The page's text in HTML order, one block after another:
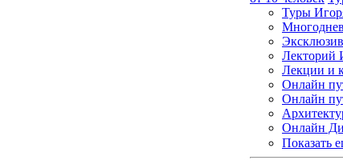
Туры
Лекторий
Лекции и
Онлайн
Онлайн
Онлайн
Показать